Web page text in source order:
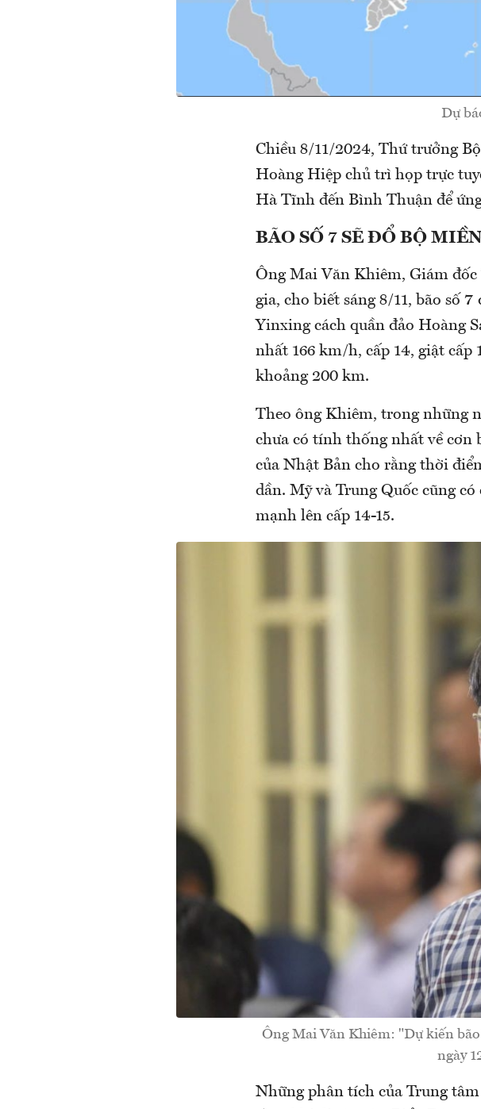
Dự
Chiều 8/11/2024, Thứ trưởng
Hoàng Hiệp chủ trì họp trực
Hà Tĩnh đến Bình Thuận để
BÃO SỐ 7 SẼ ĐỔ BỘ
Ông Mai Văn Khiêm, Giám
gia, cho biết sáng 8/11, bão số
Yinxing cách quần đảo Hoàng
nhất 166 km/h, cấp 14, giật cấp
khoảng 200 km.
Theo ông Khiêm, trong những
chưa có tính thống nhất về cơn
của Nhật Bản cho rằng thời
dần. Mỹ và Trung Quốc cũng
mạnh lên cấp 14-15.
Ông Mai Văn Khiêm: "Dự kiến
ngày
Những phân tích của Trung